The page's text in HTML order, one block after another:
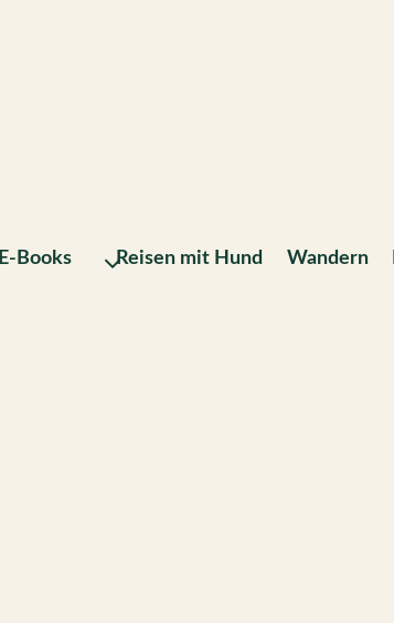
E-Books Reisen mit Hund Wandern